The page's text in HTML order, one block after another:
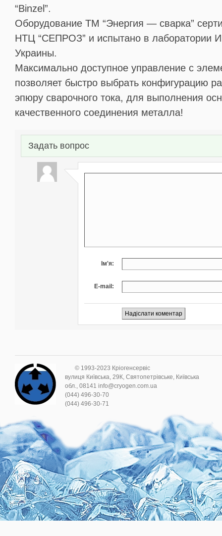
“Binzel”.
Оборудование ТМ “Энергия — сварка”
НТЦ “СЕПРОЗ” и испытано в лаборатории
Украины.
Максимально доступное управление с
позволяет быстро выбрать конфигурацию
эпюру сварочного тока, для выполнения
качественного соединения металла!
Задать вопрос
Ім'я:
E-mail:
© 1993-2023 Кріогенсервіс
вулиця Київська, 29К, Святопетрівське, Київська
обл., 08141 info@cryogen.com.ua
(044) 496-30-70
(044) 496-30-71
.